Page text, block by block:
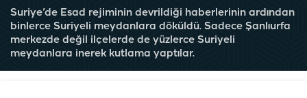
Suriye’de Esad rejiminin devrildiği haberlerinin ardından
binlerce Suriyeli meydanlara döküldü. Sadece Şanlıurfa
merkezde değil ilçelerde de yüzlerce Suriyeli
meydanlara inerek kutlama yaptılar.